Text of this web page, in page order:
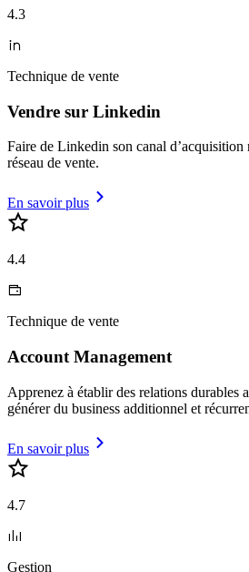
4.3
Technique de vente
Vendre sur Linkedin
Faire de Linkedin son canal d’acquisition
réseau de vente.
En savoir plus
4.4
Technique de vente
Account Management
Apprenez à établir des relations durables
générer du business additionnel et
En savoir plus
4.7
Gestion